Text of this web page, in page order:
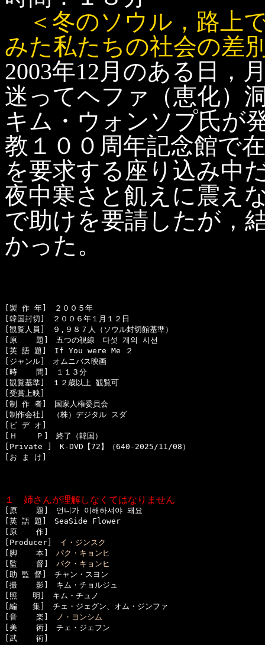
＜冬のソウル，路上
みた私たちの社会の差
2003年12月のある日，
迷ってヘファ（恵化）
キム・ウォンソプ氏が
教１００周年記念館で
を要求する座り込み中
夜中寒さと飢えに震え
で助けを要請したが，
かった。
[製 作 年]　２００５年
[韓国封切]　２００６年１月１２日
[観覧人員]　９,９８７人（ソウル封切館基準）
[原    題]　五つの視線　다섯 개의 시선
[英 語 題]　If You were Me ２
[ジャンル]　オムニバス映画
[時    間]　１１３分
[観覧基準]　１２歳以上 観覧可
[受賞上映]
[制 作 者]　国家人権委員会
[制作会社]　（株）デジタル スダ
[ビ デ オ]
[Ｈ    Ｐ]　終了（韓国）
[Private ]　K-DVD【72】（640-2025/11/08）
[お ま け]
１　姉さんが理解しなくてはなりません
[原    題]　언니가 이해하셔야 돼요
[英 語 題]　SeaSide Flower
[原    作]
[Producer] イ・ジンスク
[脚    本] パク・キョンヒ
[監    督] パク・キョンヒ
[助 監 督]　チャン・スヨン
[撮    影]　キム・チョルジュ
[照　　明]　キム・チュノ
[編　　集]　チェ・ジェグン、オム・ジンファ
[音    楽]
ノ・ヨンシム
[美    術]　チェ・ジェフン
[武    術]